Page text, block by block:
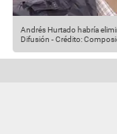
Andrés Hurtado habría
Difusión -Crédito: